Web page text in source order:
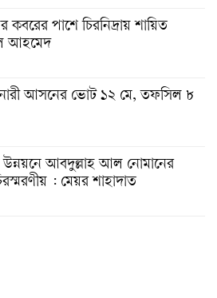
কবরের পাশে চিরনিদ্রায় শায়িত
আহমেদ
নারী আসনের ভোট ১২ মে, তফসিল ৮
উন্নয়নে আবদুল্লাহ আল নোমানের
: মেয়র শাহাদাত